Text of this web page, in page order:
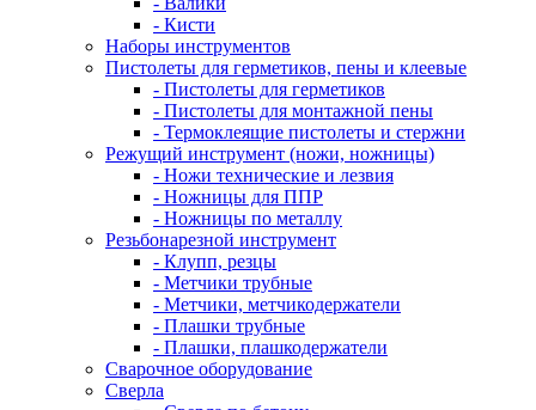
- Кисти
Наборы инструментов
Пистолеты для герметиков, пены и клеевые
- Пистолеты для герметиков
- Пистолеты для монтажной пены
- Термоклеящие пистолеты и стержни
Режущий инструмент (ножи, ножницы)
- Ножи технические и лезвия
- Ножницы для ППР
- Ножницы по металлу
Резьбонарезной инструмент
- Клупп, резцы
- Метчики трубные
- Метчики, метчикодержатели
- Плашки трубные
- Плашки, плашкодержатели
Сварочное оборудование
Сверла